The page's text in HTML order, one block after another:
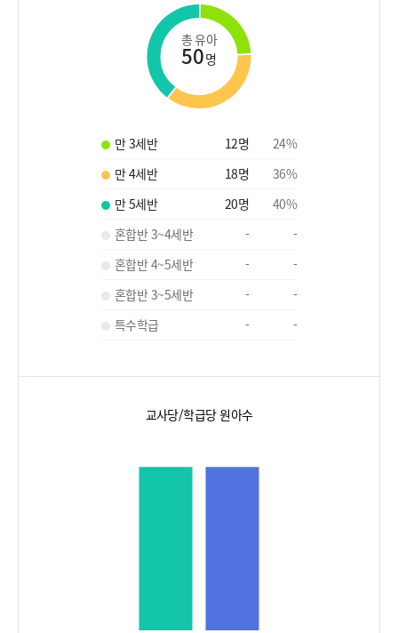
총 유아
50명
만 3세반 12명 24%
만 4세반
18명 36%
만 5세반
20명 40%
혼합반 3~4세반
-
-
혼합반 4~5세반
-
-
혼합반 3~5세반
-
-
특수학급
- -
교사당/학급당 원아수